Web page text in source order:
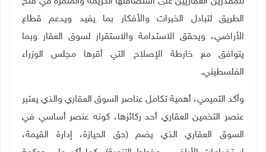
الطريق لتبادل الخبرات والأفكار بما يفيد ويدعم قطاع
الأراضي، ويحقق الاستدامة والاستقرار لسوق العقار وبما
يتوافق مع خارطة الإصلاح التي أقرها مجلس الوزراء
الفلسطيني.
وأكد التميمي، أهمية تكامل عناصر السوق العقاري والذي يعتبر
عنصر التخمين العقاري أحد ركائزها، كونه عنصر أساسي في
السوق العقاري الذي يضم (حق الحيازة، إدارة القيمة،